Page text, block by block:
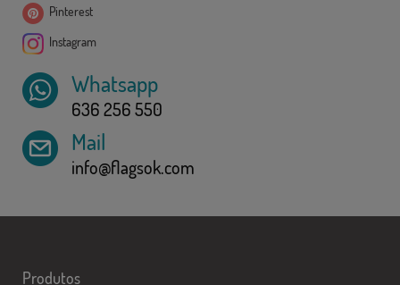
Pinterest
Instagram
Whatsapp
636 256 550
Mail
info@flagsok.com
Produtos